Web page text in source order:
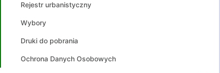
Rejestr urbanistyczny
Wybory
Druki do pobrania
Ochrona Danych Osobowych